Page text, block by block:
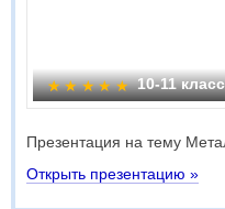
10-11
Презентация на тему
Открыть презентацию »